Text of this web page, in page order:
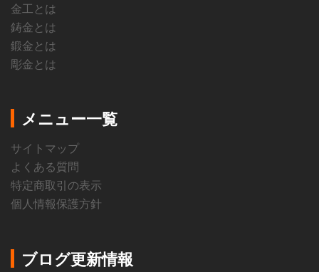
金工とは
鋳金とは
鍛金とは
彫金とは
メニュー一覧
サイトマップ
よくある質問
特定商取引の表示
個人情報保護方針
ブログ更新情報